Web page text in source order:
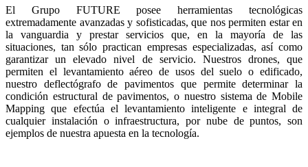
El Grupo FUTURE posee herramientas tecnológicas
extremadamente avanzadas y sofisticadas, que nos permiten estar en
la vanguardia y prestar servicios que, en la mayoría de las
situaciones, tan sólo practican empresas especializadas, así como
garantizar un elevado nivel de servicio. Nuestros drones, que
permiten el levantamiento aéreo de usos del suelo o edificado,
nuestro deflectógrafo de pavimentos que permite determinar la
condición estructural de pavimentos, o nuestro sistema de Mobile
Mapping que efectúa el levantamiento inteligente e integral de
cualquier instalación o infraestructura, por nube de puntos, son
ejemplos de nuestra apuesta en la tecnología.